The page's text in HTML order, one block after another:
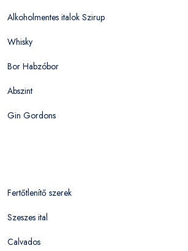
Alkoholmentes italok Szirup
Whisky
Bor Habzóbor
Abszint
Gin Gordons
Fertőtlenítő szerek
Szeszes ital
Calvados